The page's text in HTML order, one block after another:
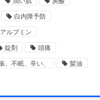
白内障予防
ルブミン
錠剤 頭痛
、不眠、辛い、 髪油